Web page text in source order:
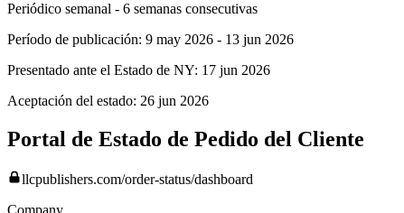
Periódico semanal - 6 semanas consecutivas
Período de publicación: 9 may 2026 - 13 jun 2026
Presentado ante el Estado de NY: 17 jun 2026
Aceptación del estado: 26 jun 2026
Portal de Estado de Pedido del Cliente
llcpublishers.com/order-status/dashboard
Company